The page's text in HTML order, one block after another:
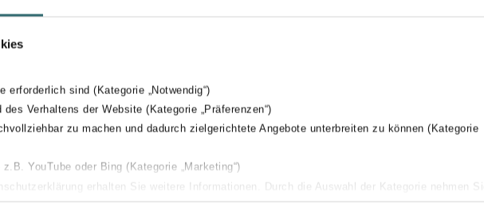
sind (Kategorie „Notwendig“)
Verhaltens der Website (Kategorie „Präferenzen“)
zu machen und dadurch zielgerichtete Angebote unterbreiten zu können (Kategorie
YouTube oder Bing (Kategorie „Marketing“)
erhalten Sie weitere Informationen. Durch die Auswahl der Kategorie nehmen Sie
1/2"